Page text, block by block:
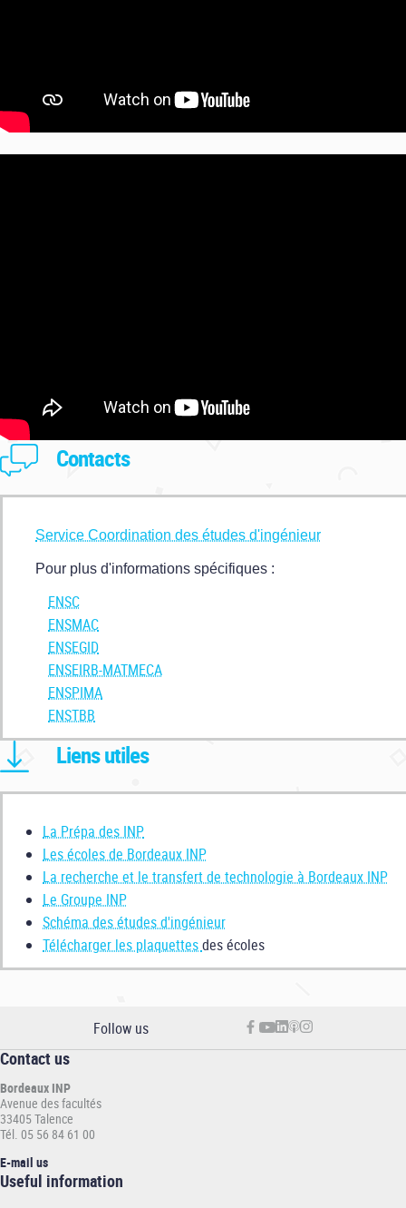
Contacts
Service Coordination des études d'ingénieur
Pour plus d'informations spécifiques :
ENSC
ENSMAC
ENSEGID
ENSEIRB-MATMECA
ENSPIMA
ENSTBB
Liens utiles
La Prépa des INP
Les écoles de Bordeaux INP
La recherche et le transfert de technologie à Bordeaux INP
Le Groupe INP
Schéma des études d'ingénieur
Télécharger les plaquettesdes écoles
Follow us
Contact us
Bordeaux INP
Avenue des facultés
33405 Talence
Tél. 05 56 84 61 00
E-mail us
Informations
Useful information